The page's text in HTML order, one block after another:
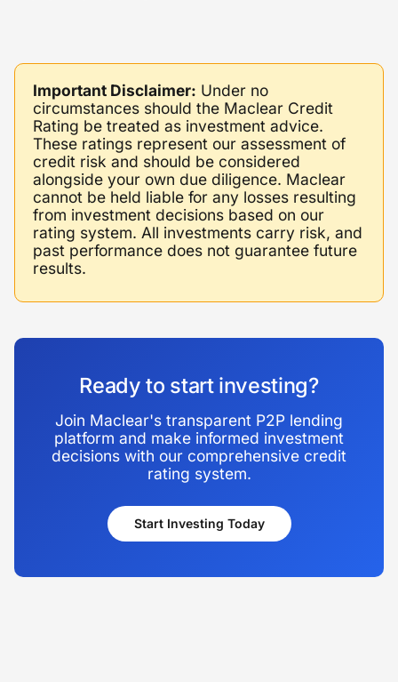
Important Disclaimer: Under no
circumstances should the Maclear Credit
Rating be treated as investment advice.
These ratings represent our assessment of
credit risk and should be considered
alongside your own due diligence. Maclear
cannot be held liable for any losses resulting
from investment decisions based on our
rating system. All investments carry risk, and
past performance does not guarantee future
results.
Ready to start investing?
Join Maclear's transparent P2P lending
platform and make informed investment
decisions with our comprehensive credit
rating system.
Start Investing Today